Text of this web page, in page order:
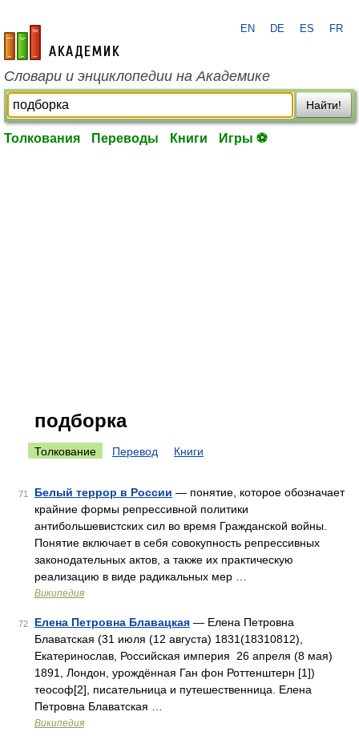
academic.ru
EN DE ES FR
Словари и энциклопедии на Академике
Найти!
Толкования Переводы Книги Игры ⚽
подборка
Толкование Перевод Книги
71 Белый террор в России — понятие, которое обозначает
крайние формы репрессивной политики
антибольшевистских сил во время Гражданской войны.
Понятие включает в себя совокупность репрессивных
законодательных актов, а также их практическую
реализацию в виде радикальных мер …
Википедия
72 Елена Петровна Блавацкая — Елена Петровна
Блаватская (31 июля (12 августа) 1831(18310812),
Екатеринослав, Российская империя 26 апреля (8 мая)
1891, Лондон, урождённая Ган фон Роттенштерн [1])
теософ[2], писательница и путешественница. Елена
Петровна Блаватская …
Википедия